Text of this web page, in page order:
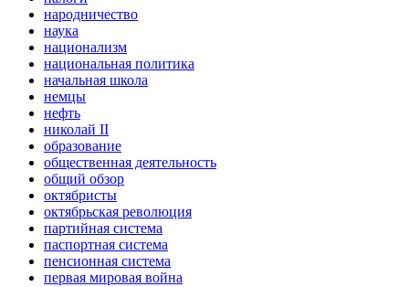
народничество
наука
национализм
национальная политика
начальная школа
немцы
нефть
николай II
образование
общественная деятельность
общий обзор
октябристы
октябрьская революция
партийная система
паспортная система
пенсионная система
первая мировая война